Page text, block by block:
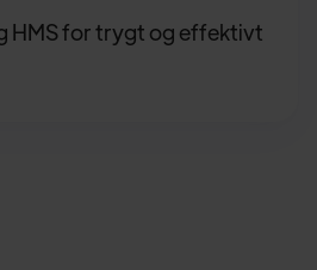
HMS for trygt og effektivt